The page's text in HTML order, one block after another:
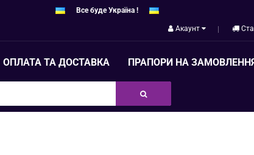
Все буде Україна !
Акаунт
ОПЛАТА ТА ДОСТАВКА ПРАПОРИ НА